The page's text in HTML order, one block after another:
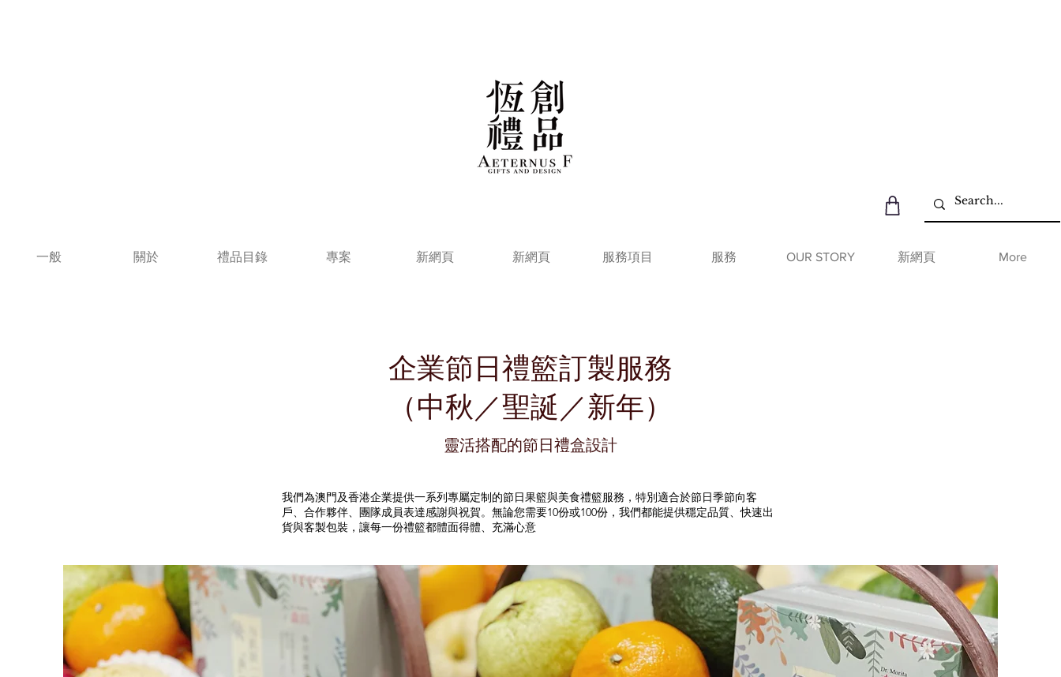
一般 關於 禮品目錄 專案 新網頁 新網頁 服務項目 服務 OUR STORY 新網頁 More
企業節日禮籃訂製服務
（中秋／聖誕／新年）
靈活搭配的節日禮盒設計
我們為澳門及香港企業提供一系列專屬定制的節日果籃與美食禮籃服務，特別適合於節日季節向客
戶、合作夥伴、團隊成員表達感謝與祝賀。無論您需要10份或100份，我們都能提供穩定品質、快速出
貨與客製包裝，讓每一份禮籃都體面得體、充滿心意